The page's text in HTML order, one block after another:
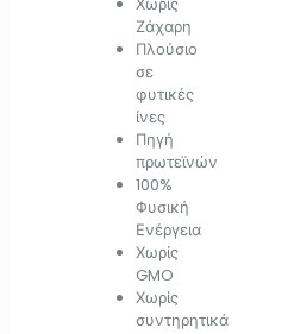
Ζάχαρη
Πλούσιο
σε
φυτικές
ίνες
Πηγή
πρωτεϊνών
100%
Φυσική
Ενέργεια
Χωρίς
GMO
Χωρίς
συντηρητικά